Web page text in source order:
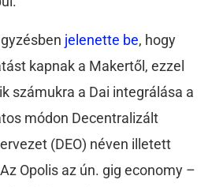
jelenette be, hogy
kapnak a Makertől, ezzel
számukra a Dai integrálása a
módon Decentralizált
(DEO) néven illetett
Opolis az ún. gig economy –